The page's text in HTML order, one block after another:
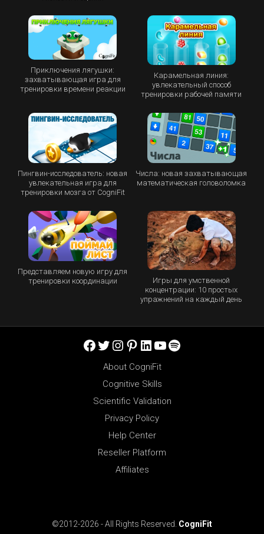
Приключения лягушки:
захватывающая игра для
тренировки времени реакции
Карамельная линия:
увлекательный способ
тренировки рабочей памяти
Пингвин-исследователь: новая
увлекательная игра для
тренировки мозга от CogniFit
Числа: новая захватывающая
математическая головоломка
Представляем новую игру для
тренировки координации
Игры для умственной
концентрации: 10 простых
упражнений на каждый день
Facebook
Twitter
Instagram
Pinterest
LinkedIn
YouTube
Spotify
About CogniFit
Cognitive Skills
Scientific Validation
Privacy Policy
Help Center
Reseller Platform
Affiliates
©2012-2026 - All Rights Reserved. CogniFit